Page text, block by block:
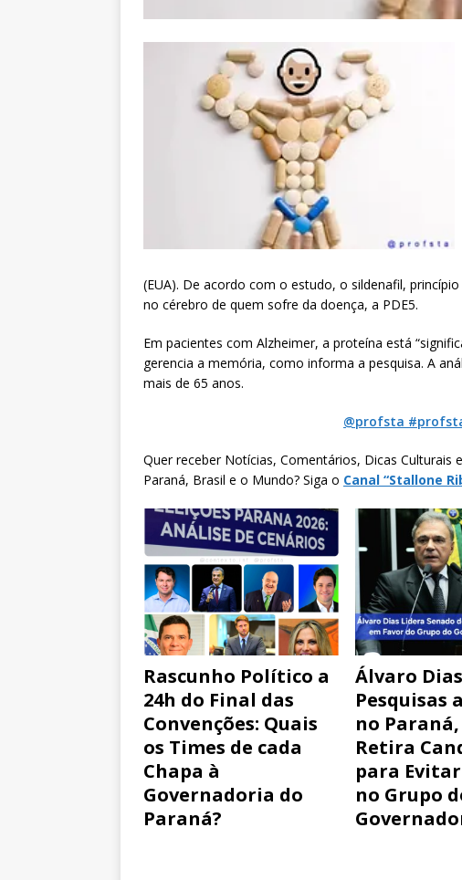
(EUA). De acordo com o estudo, o sildenafil,
no cérebro de quem sofre da doença, a PDE5.
Em pacientes com Alzheimer, a proteína está
gerencia a memória, como informa a pesquisa. A
mais de 65 anos.
@profsta
Quer receber Notícias, Comentários, Dicas
Paraná, Brasil e o Mundo? Siga o Canal “Stallone
Rascunho Político a
24h do Final das
Convenções: Quais
os Times de cada
Chapa à
Governadoria do
Paraná?
Álvaro
Pesquisas
no
Retira
para
no Grupo